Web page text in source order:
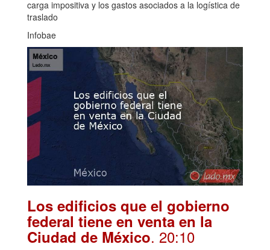
carga impositiva y los gastos asociados a la logística de
traslado
Infobae
Los edificios que el gobierno
federal tiene en venta en la
Ciudad de México. 20:10